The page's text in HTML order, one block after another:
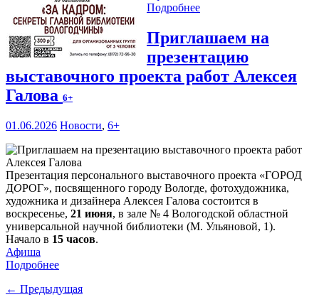
Подробнее
Приглашаем на
презентацию
выставочного проекта работ Алексея
Галова 6+
01.06.2026 Новости, 6+
Презентация персонального выставочного проекта «ГОРОД
ДОРОГ», посвященного городу Вологде, фотохудожника,
художника и дизайнера Алексея Галова состоится в
воскресенье, 21 июня, в зале № 4 Вологодской областной
универсальной научной библиотеки (М. Ульяновой, 1).
Начало в 15 часов.
Афиша
Подробнее
← Предыдущая